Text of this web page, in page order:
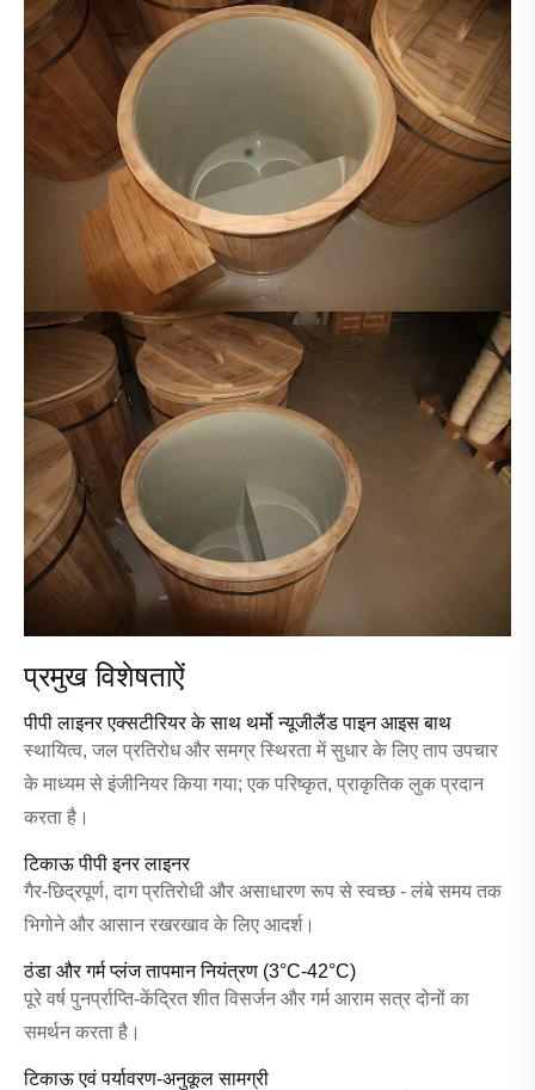
प्रमुख विशेषताऐं
पीपी लाइनर एक्सटीरियर के साथ थर्मो न्यूजीलैंड पाइन आइस बाथ
स्थायित्व, जल प्रतिरोध और समग्र स्थिरता में सुधार के लिए ताप उपचार
के माध्यम से इंजीनियर किया गया; एक परिष्कृत, प्राकृतिक लुक प्रदान
करता है।
टिकाऊ पीपी इनर लाइनर
गैर-छिद्रपूर्ण, दाग प्रतिरोधी और असाधारण रूप से स्वच्छ - लंबे समय तक
भिगोने और आसान रखरखाव के लिए आदर्श।
ठंडा और गर्म प्लंज तापमान नियंत्रण (3°C-42°C)
पूरे वर्ष पुनर्प्राप्ति-केंद्रित शीत विसर्जन और गर्म आराम सत्र दोनों का
समर्थन करता है।
टिकाऊ एवं पर्यावरण-अनुकूल सामग्री